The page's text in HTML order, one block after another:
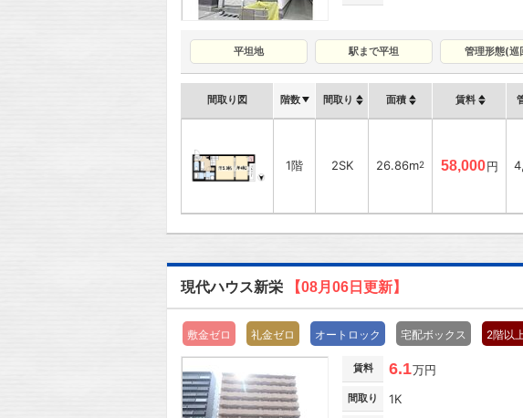
平坦地 駅まで平坦 管理形態(巡
間取り図 階数 間取り 面積 賃料
1階 2SK 26.86m2 58,000円
現代ハウス新栄 【08月06日更新】
敷金ゼロ 礼金ゼロ オートロック 宅配ボックス 2階以
賃料 6.1万円
間取り 1K